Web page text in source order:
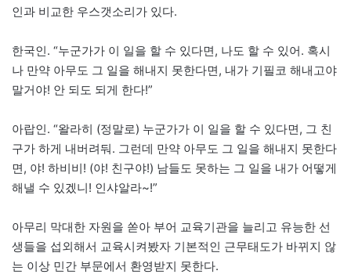
인과 비교한 우스갯소리가 있다.
한국인. “누군가가 이 일을 할 수 있다면, 나도 할 수 있어. 혹시
나 만약 아무도 그 일을 해내지 못한다면, 내가 기필코 해내고야
말거야! 안 되도 되게 한다!”
아랍인. “왈라히 (정말로) 누군가가 이 일을 할 수 있다면, 그 친
구가 하게 내버려둬. 그런데 만약 아무도 그 일을 해내지 못한다
면, 야! 하비비! (야! 친구야!) 남들도 못하는 그 일을 내가 어떻게
해낼 수 있겠니! 인샤알라~!”
아무리 막대한 자원을 쏟아 부어 교육기관을 늘리고 유능한 선
생들을 섭외해서 교육시켜봤자 기본적인 근무태도가 바뀌지 않
는 이상 민간 부문에서 환영받지 못한다.